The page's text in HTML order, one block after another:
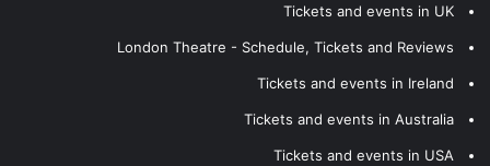
Tickets and events in UK
London Theatre - Schedule, Tickets and Reviews
Tickets and events in Ireland
Tickets and events in Australia
Tickets and events in USA